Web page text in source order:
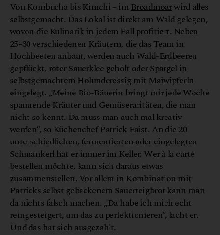
Von Kombucha bis Kimchi – imBroadmoarwird alles
selbstgemacht. Das Lokal ist direkt am Wald gelegen,
wovon die Kulinarik in jedem Fall profitiert. Neben
25–30 verschiedenen Kräutern, die das Team in
Hochbeeten anbaut, werden auch Wald-Erdbeeren
gepflückt, roter Sauerklee geholt oder Spargel in
selbstgemachtem Holunderessig mit Maiwipferln
eingelegt. „Meine Bio-Bäuerin bringt mir jede Woche
spannende Kräuter und Gemüseraritäten, die man
nicht so kennt. Da muss man auch mal kreativ
werden“, so Küchenchef Patrick Faist. An die 20
unterschiedlichen, fermentierten oder eingelegten
Schmankerl hat er immer im Keller. Wer à la carte
bestellen möchte, kann sich daraus etwas
zusammenstellen. Vor allem in Kombination mit
Patricks selbst gebackenem Sauerteigbrot kann man
da nichts falsch machen. „Da habe ich mich echt
reingesteigert, um das zu perfektionieren“, lacht er.
Und das hat sich ausgezahlt.